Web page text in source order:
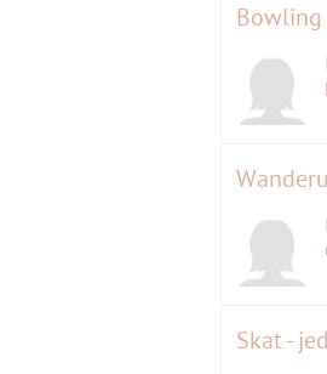
Bowling
Skat -